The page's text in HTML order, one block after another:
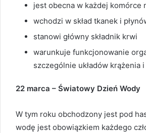
jest obecna w każdej komórce
wchodzi w skład tkanek i
stanowi główny składnik krwi
warunkuje funkcjonowanie
szczególnie układów krążenia
22 marca – Światowy Dzień Wody
W tym roku obchodzony jest pod
wodę jest obowiązkiem każdego